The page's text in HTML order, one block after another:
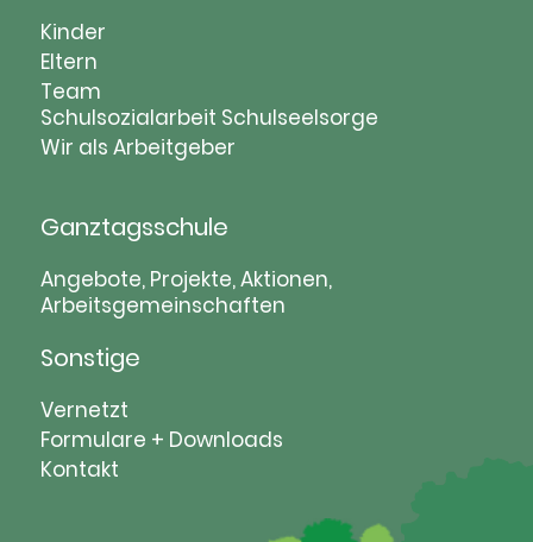
Navigation
überspringen
Kinder
Eltern
Team
Schulsozialarbeit Schulseelsorge
Wir als Arbeitgeber
Ganztagsschule
Navigation
überspringen
Angebote, Projekte, Aktionen,
Arbeitsgemeinschaften
Sonstige
Navigation
überspringen
Vernetzt
Formulare + Downloads
Kontakt